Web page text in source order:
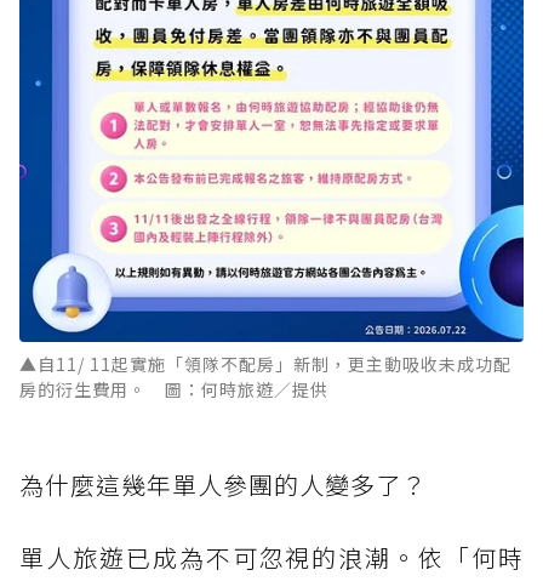
▲自11/ 11起實施「領隊不配房」新制，更主動吸收未成功配
房的衍生費用。 圖：何時旅遊／提供
為什麼這幾年單人參團的人變多了？
單人旅遊已成為不可忽視的浪潮。依「何時